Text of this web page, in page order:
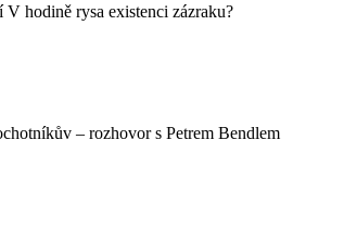
V hodině rysa existenci zázraku?
– rozhovor s Petrem Bendlem